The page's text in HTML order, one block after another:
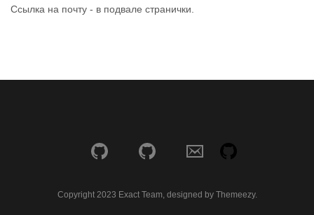
Ссылка на почту - в подвале странички.
Copyright 2023 Exact Team, designed by Themeezy.